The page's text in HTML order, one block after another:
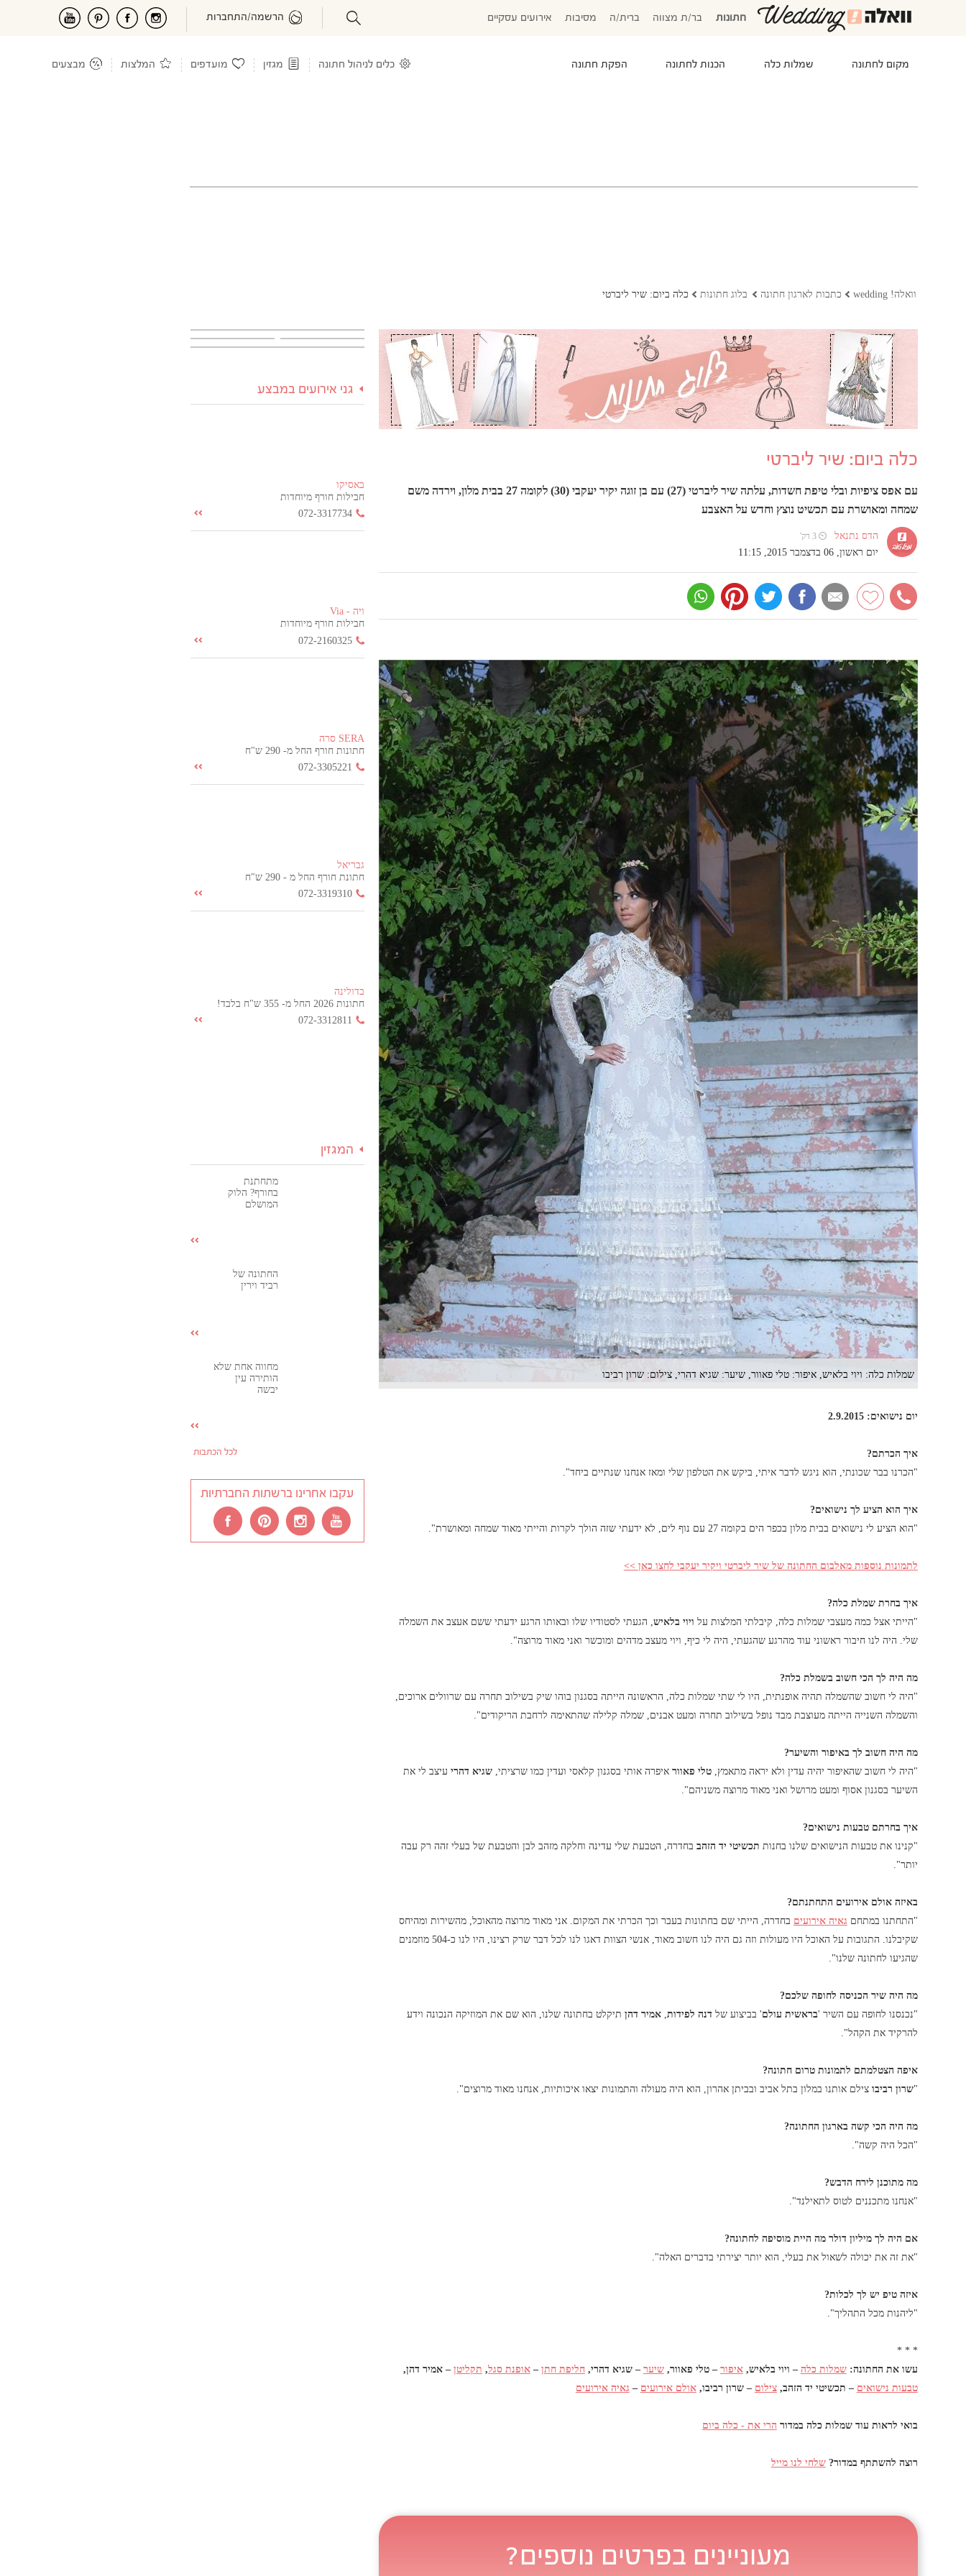
חתונות בר/ת מצווה ברית/ה מסיבות אירועים עסקיים הרשמה/התחברות
מקום לחתונה שמלות כלה הכנות לחתונה הפקת חתונה כלים לניהול חתונה מגזין מועדפים המלצות מבצעים
וואלה! wedding כתבות לארגון חתונה בלוג חתונות כלה ביום: שיר ליברטי
כלה ביום: שיר ליברטי
עם אפס ציפיות ובלי טיפת חשדות, עלתה שיר ליברטי (27) עם בן זוגה יקיר יעקבי (30) לקומה 27 בבית מלון, וירדה משם
שמחה ומאושרת עם תכשיט נוצץ וחדש על האצבע
הדס נתנאל ⏲ 3 דק'
יום ראשון, 06 בדצמבר 2015, 11:15
שמלות כלה: ויוי בלאיש, איפור: טלי פאוור, שיער: שגיא דהרי, צילום: שרון רביבו
יום נישואים: 2.9.2015
איך הכרתם?
"הכרנו בבר שכונתי, הוא ניגש לדבר איתי, ביקש את הטלפון שלי ומאז אנחנו שנתיים ביחד".
איך הוא הציע לך נישואים?
"הוא הציע לי נישואים בבית מלון בכפר הים בקומה 27 עם נוף לים, לא ידעתי שזה הולך לקרות והייתי מאוד שמחה ומאושרת".
לתמונות נוספות מאלבום החתונה של שיר ליברטי ויקיר יעקבי לחצו כאן >>
איך בחרת שמלת כלה?
"הייתי אצל כמה מעצבי שמלות כלה, קיבלתי המלצות על ויוי בלאיש, הגעתי לסטודיו שלו ובאותו הרגע ידעתי ששם אעצב את השמלה
שלי. היה לנו חיבור ראשוני עוד מהרגע שהגעתי, היה לי כיף, ויוי מעצב מדהים ומוכשר ואני מאוד מרוצה".
מה היה לך הכי חשוב בשמלת כלה?
"היה לי חשוב שהשמלה תהיה אופנתית, היו לי שתי שמלות כלה, הראשונה הייתה בסגנון בוהו שיק בשילוב תחרה עם שרוולים ארוכים,
והשמלה השנייה הייתה מעוצבת מבד נופל בשילוב תחרה ומעט אבנים, שמלה קלילה שהתאימה לרחבת הריקודים".
מה היה חשוב לך באיפור והשיער?
"היה לי חשוב שהאיפור יהיה עדין ולא יראה מתאמץ,טלי פאווראיפרה אותי בסגנון קלאסי ועדין כמו שרציתי,שגיא דהרי עיצב לי את
השיער בסגנון אסוף ומעט מרושל ואני מאוד מרוצה משניהם".
איך בחרתם טבעות נישואים?
"קנינו את טבעות הנישואים שלנו בחנות תכשיטי יד הזהב בחדרה, הטבעת שלי עדינה וחלקה מזהב לבן והטבעת של בעלי זהה רק עבה
יותר".
באיזה אולם אירועים התחתנתם?
"התחתנו במתחםגאיה אירועים בחדרה, הייתי שם בחתונות בעבר וכך הכרתי את המקום. אני מאוד מרוצה מהאוכל, מהשירות ומהיחס
שקיבלנו. התגובות על האוכל היו מעולות וזה גם היה לנו חשוב מאוד, אנשי הצוות דאגו לנו לכל דבר שרק רצינו, היו לנו כ-504 מוזמנים
שהגיעו לחתונה שלנו".
מה היה שיר הכניסה לחופה שלכם?
"נכנסנו לחופה עם השיר 'בראשית עולם' בביצוע של דנה לפידות,אמיר דהן תיקלט בחתונה שלנו, הוא שם את המוזיקה הנכונה וידע
להרקיד את הקהל".
איפה הצטלמתם לתמונות טרום חתונה?
"שרון רביבו צילם אותנו במלון בתל אביב ובביתן אהרון, הוא היה מעולה והתמונות יצאו איכותיות, אנחנו מאוד מרוצים".
מה היה הכי קשה בארגון החתונה?
"הכל היה קשה".
מה מתוכנן לירח הדבש?
"אנחנו מתכננים לטוס לתאילנד".
אם היה לך מיליון דולר מה היית מוסיפה לחתונה?
"את זה את יכולה לשאול את בעלי, הוא יותר יצירתי בדברים האלה".
איזה טיפ יש לך לכלות?
"ליהנות מכל התהליך".
* * *
עשו את החתונה:שמלות כלה – ויוי בלאיש,איפור – טלי פאוור,שיער – שגיא דהרי,חליפת חתן –אופנת סגל, תקליטן – אמיר דהן,
טבעות נישואים – תכשיטי יד הזהב,צילום – שרון רביבו,אולם אירועים –גאיה אירועים
בואי לראות עוד שמלות כלה במדור הרי את - כלה ביום
רוצה להשתתף במדור?שלחי לנו מייל
מעוניינים בפרטים נוספים?
גני אירועים במבצע
באסיקו
חבילות חורף מיוחדות
072-3317734
ויה - Via
חבילות חורף מיוחדות
072-2160325
SERA סרה
חתונות חורף החל מ- 290 ש"ח
072-3305221
גבריאל
חתונת חורף החל מ - 290 ש"ח
072-3319310
בדולינה
חתונות 2026 החל מ- 355 ש"ח בלבד!
072-3312811
המגזין
מתחתנת
בחורף? הלוק
המושלם
החתונה של
רביד וירין
מחווה אחת שלא
הותירה עין
יבשה
לכל הכתבות
עקבו אחרינו ברשתות החברתיות